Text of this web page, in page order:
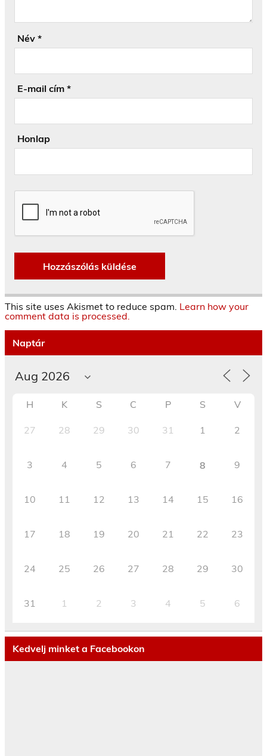
Név *
E-mail cím *
Honlap
This site uses Akismet to reduce spam. Learn how your
comment data is processed.
Naptár
H K S C P S V
27 28 29 30 31 1 2
3 4 5 6 7 8 9
10 11 12 13 14 15 16
17 18 19 20 21 22 23
24 25 26 27 28 29 30
31 1 2 3 4 5 6
Kedvelj minket a Facebookon